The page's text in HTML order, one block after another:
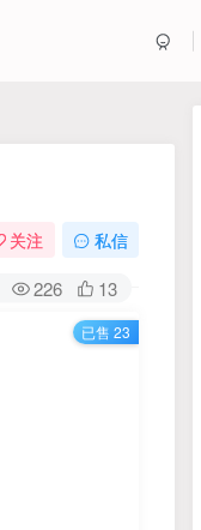
关注 私信
226 13
已售 23